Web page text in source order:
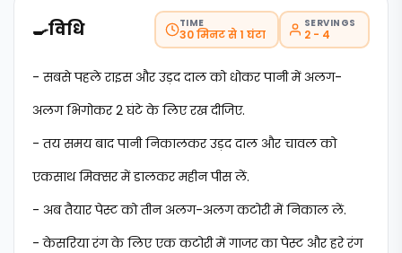
🍳विधि TIME
30 मिनट से 1 घंटा
SERVINGS
2 - 4
- सबसे पहले राइस और उड़द दाल को धोकर पानी में अलग-
अलग भिगोकर 2 घंटे के लिए रख दीजिए.
- तय समय बाद पानी निकालकर उड़द दाल और चावल को
एकसाथ मिक्सर में डालकर महीन पीस लें.
- अब तैयार पेस्ट को तीन अलग-अलग कटोरी में निकाल लें.
- केसरिया रंग के लिए एक कटोरी में गाजर का पेस्ट और हरे रंग